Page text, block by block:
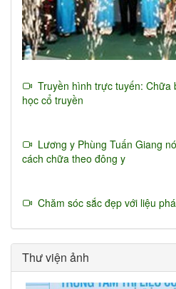
Truyền hình trực tuyến: Chữa
học cổ truyền
Lương y Phùng Tuấn Giang
cách chữa theo đông y
Chăm sóc sắc đẹp với liệu
Thư viện ảnh